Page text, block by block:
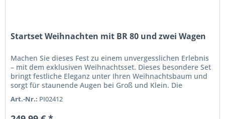
Startset Weihnachten mit BR 80 und zwei Wagen
Machen Sie dieses Fest zu einem unvergesslichen Erlebnis
– mit dem exklusiven Weihnachtsset. Dieses besondere Set
bringt festliche Eleganz unter Ihren Weihnachtsbaum und
sorgt für staunende Augen bei Groß und Klein. Die
Art.-Nr.: PI02412